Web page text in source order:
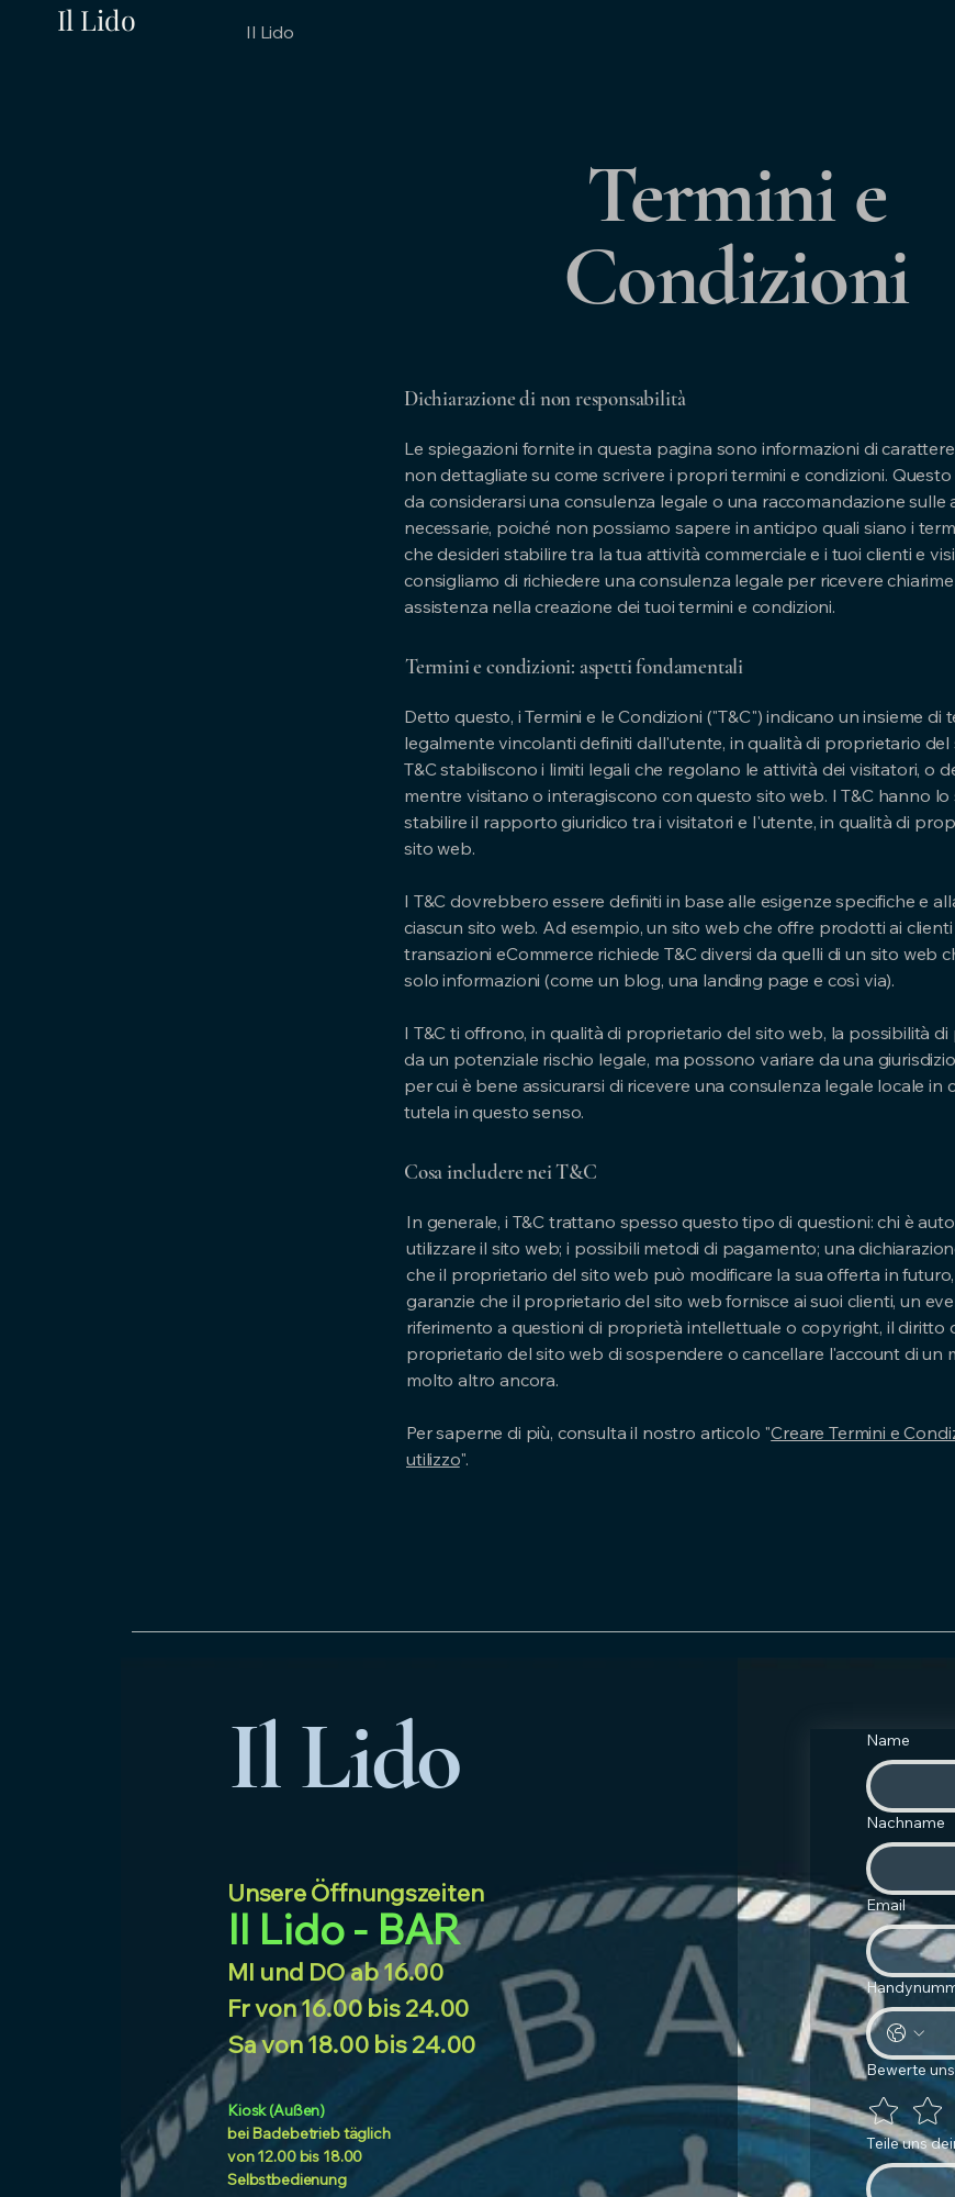
Il Lido Il Lido
Termini e
Condizioni
Dichiarazione di non responsabilità
Le spiegazioni fornite in questa pagina sono informazioni di
non dettagliate su come scrivere i propri termini e condizioni.
da considerarsi una consulenza legale o una raccomandazione sulle
necessarie, poiché non possiamo sapere in anticipo quali siano i
che desideri stabilire tra la tua attività commerciale e i tuoi clienti e
consigliamo di richiedere una consulenza legale per ricevere
assistenza nella creazione dei tuoi termini e condizioni.
Termini e condizioni: aspetti fondamentali
Detto questo, i Termini e le Condizioni ("T&C") indicano un insieme di
legalmente vincolanti definiti dall'utente, in qualità di proprietario del
T&C stabiliscono i limiti legali che regolano le attività dei visitatori, o
mentre visitano o interagiscono con questo sito web. I T&C hanno lo
stabilire il rapporto giuridico tra i visitatori e l'utente, in qualità di
sito web.
I T&C dovrebbero essere definiti in base alle esigenze specifiche e
ciascun sito web. Ad esempio, un sito web che offre prodotti ai
transazioni eCommerce richiede T&C diversi da quelli di un sito web
solo informazioni (come un blog, una landing page e così via).
I T&C ti offrono, in qualità di proprietario del sito web, la possibilità
da un potenziale rischio legale, ma possono variare da una
per cui è bene assicurarsi di ricevere una consulenza legale locale in
tutela in questo senso.
Cosa includere nei T&C
In generale, i T&C trattano spesso questo tipo di questioni: chi è
utilizzare il sito web; i possibili metodi di pagamento; una
che il proprietario del sito web può modificare la sua offerta in
garanzie che il proprietario del sito web fornisce ai suoi clienti, un
riferimento a questioni di proprietà intellettuale o copyright, il diritto
proprietario del sito web di sospendere o cancellare l'account di un
molto altro ancora.
Per saperne di più, consulta il nostro articolo "Creare Termini e
utilizzo".
Il Lido
Unsere Öffnungszeiten
Il Lido - BAR
MI und DO ab16.00
Frvon 16.00 bis 24.00
Sa von 18.00 bis 24.00
Kiosk (Außen)
bei Badebetrieb täglich
von 12.00 bis 18.00
Selbstbedienung
Name
Nachname
Email
Bewerte
Teile uns